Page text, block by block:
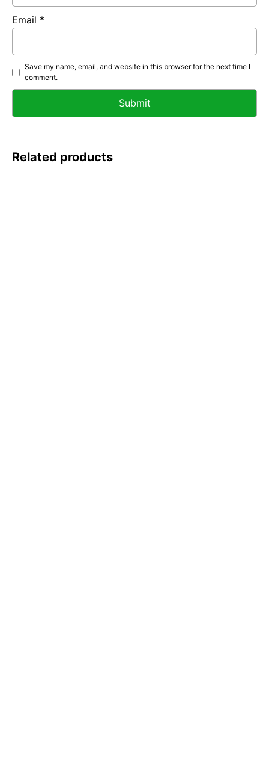
Email *
Save my name, email, and website in this browser for the next time I
comment.
Related products